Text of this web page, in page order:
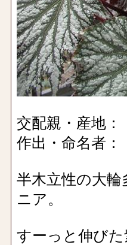
交配親・産地：
作出・命名者：
半木立性の大
ニア。
すーっと伸び